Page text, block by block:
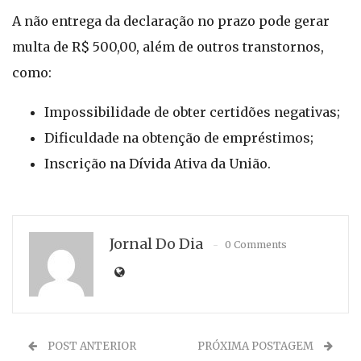
A não entrega da declaração no prazo pode gerar
multa de R$ 500,00, além de outros transtornos,
como:
Impossibilidade de obter certidões negativas;
Dificuldade na obtenção de empréstimos;
Inscrição na Dívida Ativa da União.
Jornal Do Dia 0 Comments
POST ANTERIOR PRÓXIMA POSTAGEM